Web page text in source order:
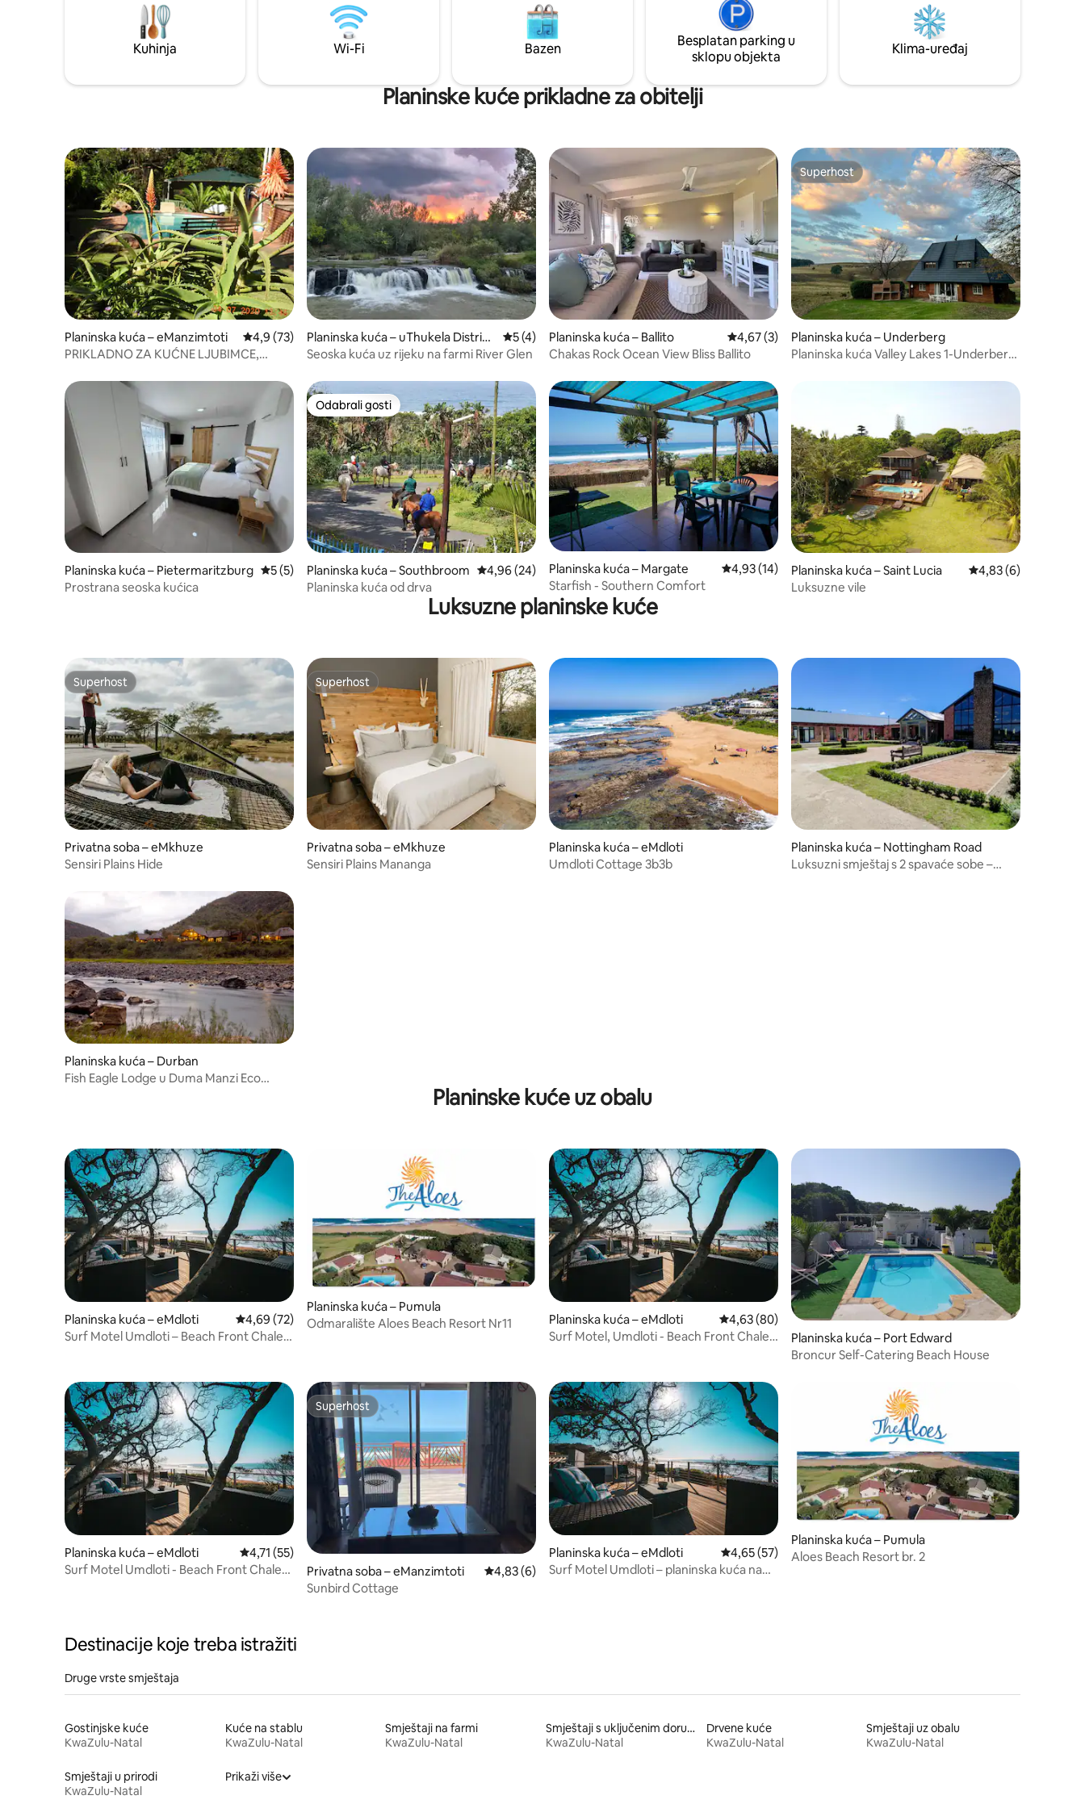
Isimangaliso, Cape Vidal, velikom
raznolikošću ptica i divljih životinja. U
parku za igre Imfolozi HluHluwe pronaći
ćete velike 5, udaljen samo 45 minuta
kako biste završili svoj dan.
braai. Seoske kućice gledaju na
prekrasnu branu Springrove i
veličanstvene planine Drakensberg.
Kuhinja Wi-Fi Bazen
Besplatan parking u
sklopu objekta
Klima-uređaj
Planinske kuće prikladne za obitelji
Planinska kuća – eManzimtoti Prosječna ocjena: 4,9/5, recenzija: 73
4,9 (73)
PRIKLADNO ZA KUĆNE LJUBIMCE,
Amanzimtotiju
Planinska kuća – uThukela District
Municipality
Prosječna ocjena: 5/5, recenzija: 4
5 (4)
Seoska kuća uz rijeku na farmi River Glen
Planinska kuća – Ballito Prosječna ocjena: 4,67/5, recenzija: 3
4,67 (3)
Chakas Rock Ocean View Bliss Ballito
Superhost
Superhost
Planinska kuća – Underberg
Planinska kuća Valley Lakes 1-Underberg-
Planinska kuća – Pietermaritzburg Prosječna ocjena: 5/5, recenzija: 5
5 (5)
Prostrana seoska kućica
Odabrali gosti
Odabrali gosti
Planinska kuća – Southbroom Prosječna ocjena: 4,96/5, recenzija: 24
4,96 (24)
Planinska kuća od drva
Planinska kuća – Margate Prosječna ocjena: 4,93/5, recenzija: 14
4,93 (14)
Starfish - Southern Comfort
Planinska kuća – Saint Lucia Prosječna ocjena:
4,83 (6)
Luksuzne vile
Luksuzne planinske kuće
Superhost
Superhost
Privatna soba – eMkhuze
Sensiri Plains Hide
Superhost
Superhost
Privatna soba – eMkhuze
Sensiri Plains Mananga
Planinska kuća – eMdloti
Umdloti Cottage 3b3b
Planinska kuća – Nottingham Road
Luksuzni smještaj s 2 spavaće sobe –
Planinska kuća – Durban
Fish Eagle Lodge u Duma Manzi Eco
Planinske kuće uz obalu
Planinska kuća – eMdloti Prosječna ocjena: 4,69/5, recenzija: 72
4,69 (72)
Surf Motel Umdloti – Beach Front Chalet
Planinska kuća – Pumula
Odmaralište Aloes Beach Resort Nr11
Planinska kuća – eMdloti Prosječna ocjena: 4,63/5, recenzija: 80
4,63 (80)
Surf Motel, Umdloti - Beach Front Chalet
Planinska kuća – Port Edward
Broncur Self-Catering Beach House
Planinska kuća – eMdloti Prosječna ocjena: 4,71/5, recenzija: 55
4,71 (55)
Surf Motel Umdloti - Beach Front Chalet
Superhost
Superhost
Privatna soba – eManzimtoti Prosječna ocjena: 4,83/5, recenzija: 6
4,83 (6)
Sunbird Cottage
Planinska kuća – eMdloti Prosječna ocjena: 4,65/5, recenzija: 57
4,65 (57)
Surf Motel Umdloti – planinska kuća na
Planinska kuća – Pumula
Aloes Beach Resort br. 2
Destinacije koje treba istražiti
Druge vrste smještaja
Gostinjske kuće
KwaZulu-Natal
Kuće na stablu
KwaZulu-Natal
Smještaji na farmi
KwaZulu-Natal
Smještaji s uključenim doručkom
KwaZulu-Natal
Drvene kuće
KwaZulu-Natal
Smještaji uz obalu
KwaZulu-Natal
Smještaji u prirodi
KwaZulu-Natal
Prikaži više